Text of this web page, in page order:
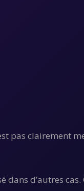
pas clairement
dans d’autres